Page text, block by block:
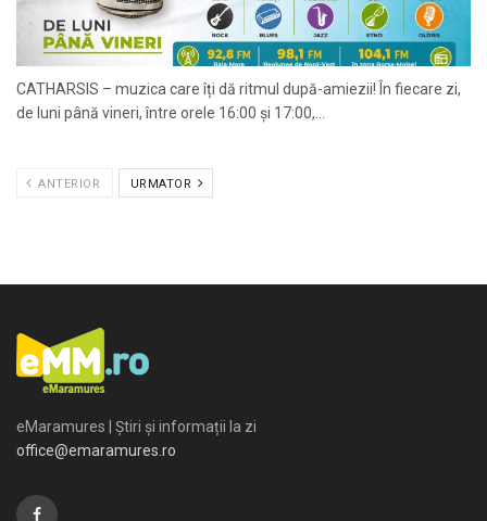
CATHARSIS – muzica care îți dă ritmul după-amiezii! În fiecare zi,
de luni până vineri, între orele 16:00 și 17:00,...
ANTERIOR URMATOR
eMaramures | Știri și informații la zi
office@emaramures.ro